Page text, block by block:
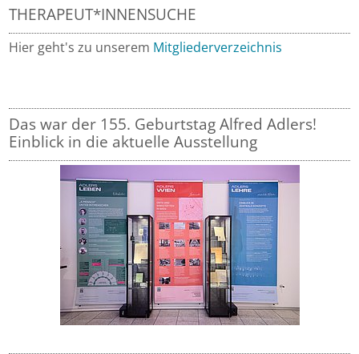
THERAPEUT*INNENSUCHE
Hier geht's zu unserem Mitgliederverzeichnis
Das war der 155. Geburtstag Alfred Adlers!
Einblick in die aktuelle Ausstellung